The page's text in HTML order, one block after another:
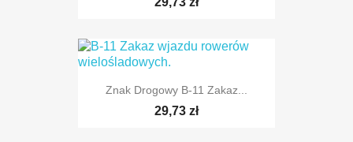
Znak Drogowy B-11 Zakaz...
29,73 zł